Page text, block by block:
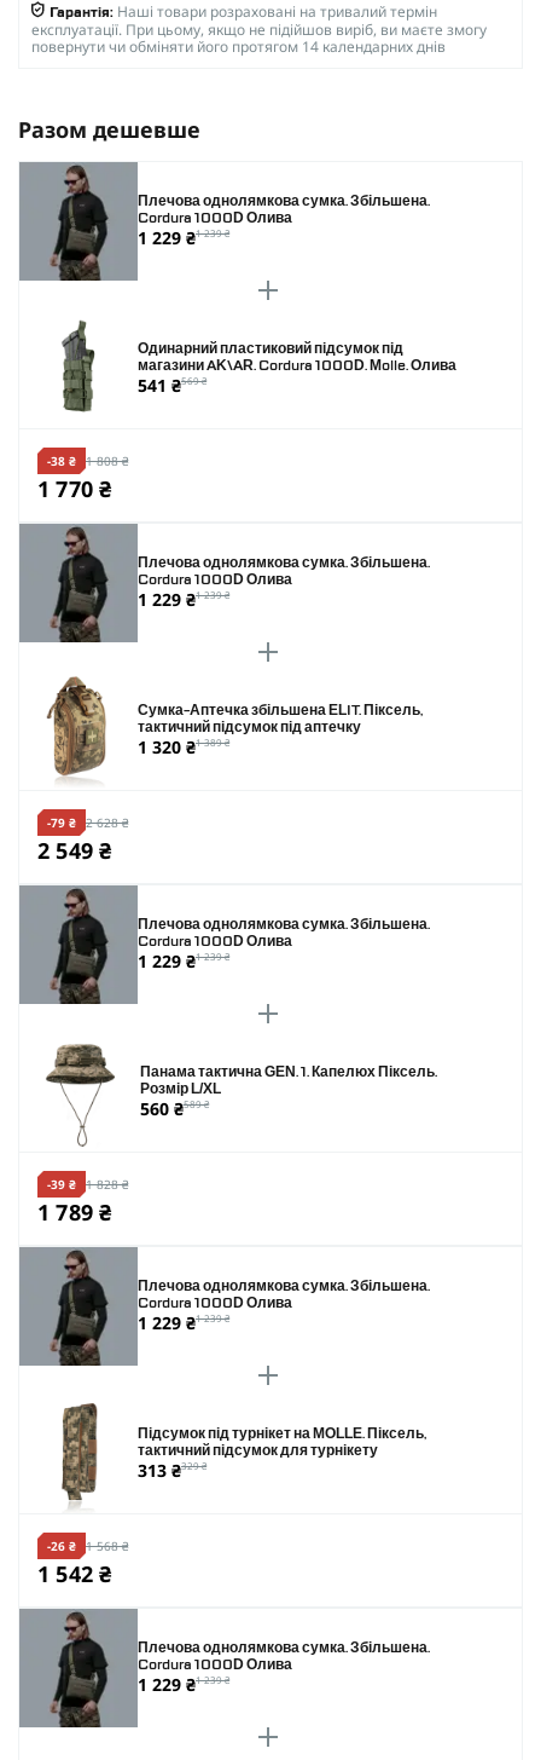
Гарантія: Наші товари розраховані на тривалий термін
експлуатації. При цьому, якщо не підійшов виріб, ви маєте змогу
повернути чи обміняти його протягом 14 календарних днів
Разом дешевше
Плечова однолямкова сумка. Збільшена.
Cordura 1000D Олива
1 229 ₴1 239 ₴
Одинарний пластиковий підсумок під
магазини AK\AR. Cordura 1000D. Molle. Олива
541 ₴569 ₴
-38 ₴ 1 808 ₴
1 770 ₴
Плечова однолямкова сумка. Збільшена.
Cordura 1000D Олива
1 229 ₴1 239 ₴
Сумка-Аптечка збільшена ELIT. Піксель,
тактичний підсумок під аптечку
1 320 ₴1 389 ₴
-79 ₴ 2 628 ₴
2 549 ₴
Плечова однолямкова сумка. Збільшена.
Cordura 1000D Олива
1 229 ₴1 239 ₴
Панама тактична GEN. 1. Капелюх Піксель.
Розмір L/XL
560 ₴589 ₴
-39 ₴ 1 828 ₴
1 789 ₴
Плечова однолямкова сумка. Збільшена.
Cordura 1000D Олива
1 229 ₴1 239 ₴
Підсумок під турнікет на MOLLE. Піксель,
тактичний підсумок для турнікету
313 ₴329 ₴
-26 ₴ 1 568 ₴
1 542 ₴
Плечова однолямкова сумка. Збільшена.
Cordura 1000D Олива
1 229 ₴1 239 ₴